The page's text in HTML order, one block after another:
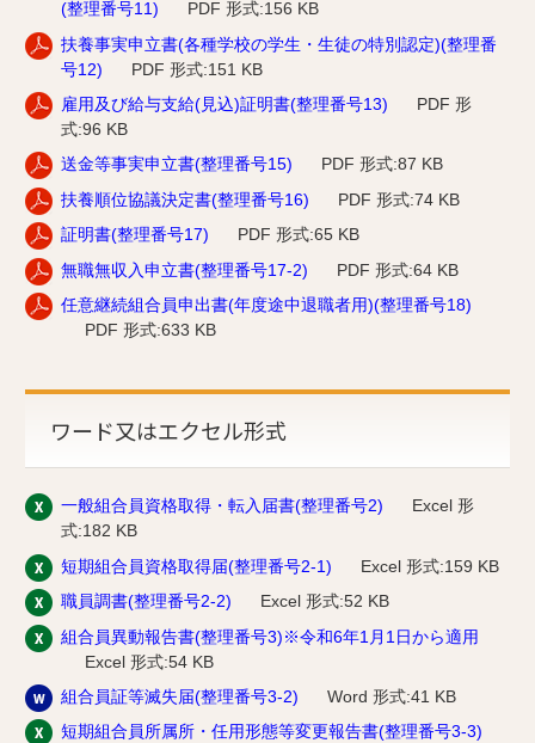
(整理番号11)
PDF 形式:156 KB
扶養事実申立書(各種学校の学生・生徒の特別認定)(整理番
号12)
PDF 形式:151 KB
雇用及び給与支給(見込)証明書(整理番号13)
PDF 形
式:96 KB
送金等事実申立書(整理番号15)
PDF 形式:87 KB
扶養順位協議決定書(整理番号16)
PDF 形式:74 KB
証明書(整理番号17)
PDF 形式:65 KB
無職無収入申立書(整理番号17-2)
PDF 形式:64 KB
任意継続組合員申出書(年度途中退職者用)(整理番号18)
PDF 形式:633 KB
ワード又はエクセル形式
一般組合員資格取得・転入届書(整理番号2)
Excel 形
式:182 KB
短期組合員資格取得届(整理番号2-1)
Excel 形式:159 KB
職員調書(整理番号2-2)
Excel 形式:52 KB
組合員異動報告書(整理番号3)※令和6年1月1日から適用
Excel 形式:54 KB
組合員証等滅失届(整理番号3-2)
Word 形式:41 KB
短期組合員所属所・任用形態等変更報告書(整理番号3-3)